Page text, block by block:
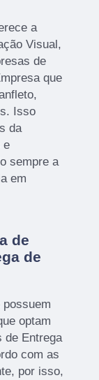
a
Visual,
de
que
Isso
da
e
sempre a
em
de
de
possuem
optam
de Entrega
com as
por isso,